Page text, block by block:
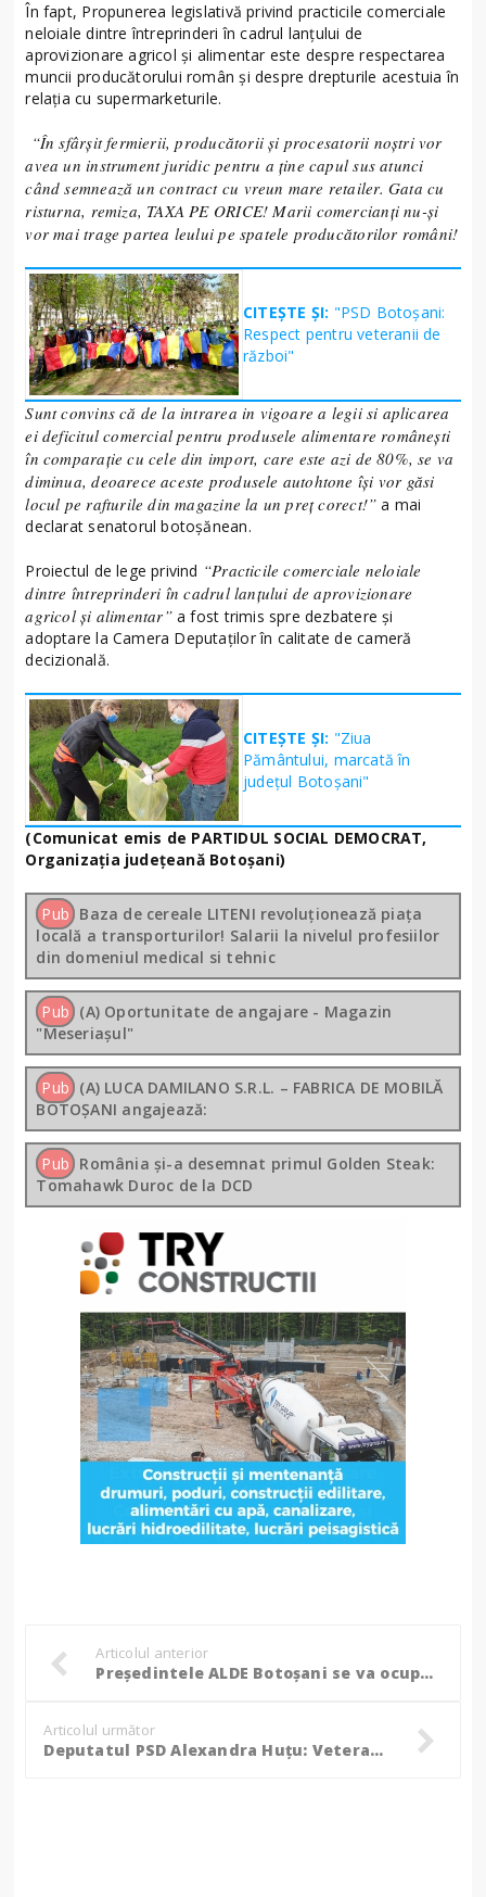
În fapt, Propunerea legislativă privind practicile comerciale
neloiale dintre întreprinderi în cadrul lanțului de
aprovizionare agricol și alimentar este despre respectarea
muncii producătorului român și despre drepturile acestuia în
relația cu supermarketurile.
“În sfârșit fermierii, producătorii și procesatorii noștri vor
avea un instrument juridic pentru a ține capul sus atunci
când semnează un contract cu vreun mare retailer. Gata cu
risturna, remiza, TAXA PE ORICE! Marii comercianți nu-și
vor mai trage partea leului pe spatele producătorilor români!
CITEȘTE ȘI: "PSD Botoșani:
Respect pentru veteranii de
război"
Sunt convins că de la intrarea in vigoare a legii si aplicarea
ei deficitul comercial pentru produsele alimentare românești
în comparație cu cele din import, care este azi de 80%, se va
diminua, deoarece aceste produsele autohtone își vor găsi
locul pe rafturile din magazine la un preț corect!” a mai
declarat senatorul botoșănean.
Proiectul de lege privind “Practicile comerciale neloiale
dintre întreprinderi în cadrul lanțului de aprovizionare
agricol și alimentar”a fost trimis spre dezbatere și
adoptare la Camera Deputaților în calitate de cameră
decizională.
CITEȘTE ȘI: "Ziua
Pământului, marcată în
județul Botoșani"
(Comunicat emis de PARTIDUL SOCIAL DEMOCRAT,
Organizaţia judeţeană Botoşani)
Pub Baza de cereale LITENI revoluționează piața
locală a transporturilor! Salarii la nivelul profesiilor
din domeniul medical si tehnic
Pub (A) Oportunitate de angajare - Magazin
"Meseriașul"
Pub (A) LUCA DAMILANO S.R.L. – FABRICA DE MOBILĂ
BOTOȘANI angajează:
Pub România și-a desemnat primul Golden Steak:
Tomahawk Duroc de la DCD
Articolul anterior
Președintele ALDE Botoșani se va ocupa de politicile educaționale și sociale la nivel național
Articolul următor
Deputatul PSD Alexandra Huțu: Veteranii de război sunt eroii de lângă noi, sunt purtători de medalii, dar și de răni și suferințe!